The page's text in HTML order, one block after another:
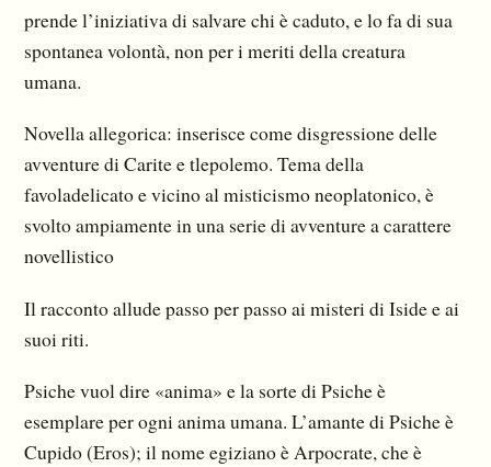
prende l’iniziativa di salvare chi è caduto, e lo fa di sua
spontanea volontà, non per i meriti della creatura
umana.
Novella allegorica: inserisce come disgressione delle
avventure di Carite e tlepolemo. Tema della
favoladelicato e vicino al misticismo neoplatonico, è
svolto ampiamente in una serie di avventure a carattere
novellistico
Il racconto allude passo per passo ai misteri di Iside e ai
suoi riti.
Psiche vuol dire «anima» e la sorte di Psiche è
esemplare per ogni anima umana. L’amante di Psiche è
Cupido (Eros); il nome egiziano è Arpocrate, che è